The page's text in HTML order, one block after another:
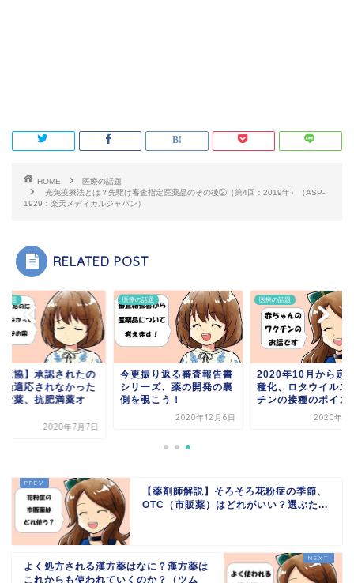
HOME
医療の話題
光免疫療法とは？先駆け審査指定医薬品のその後②（第4回：2019年）（ASP-
1929：楽天メディカルジャパン）
RELATED POST
話題
医協】承認されたの
険適応されなかった
な薬、抗肥満薬オ
2020年7月7日
医療の話題
今更振り返る審査報告書
シリーズ、薬の開発の裏
側を覗こう！
2020年12月6日
医療の話題
2020年10月から定
種化、ロタウイルス
チンの接種のポイン
2020年1
【薬剤師解説】そろそろ花粉症の季節、
OTC（市販薬）はどれがいい？選ぶた...
よく処方される漢方薬はなに？漢方薬は
これからも使われていくのか？（ツム